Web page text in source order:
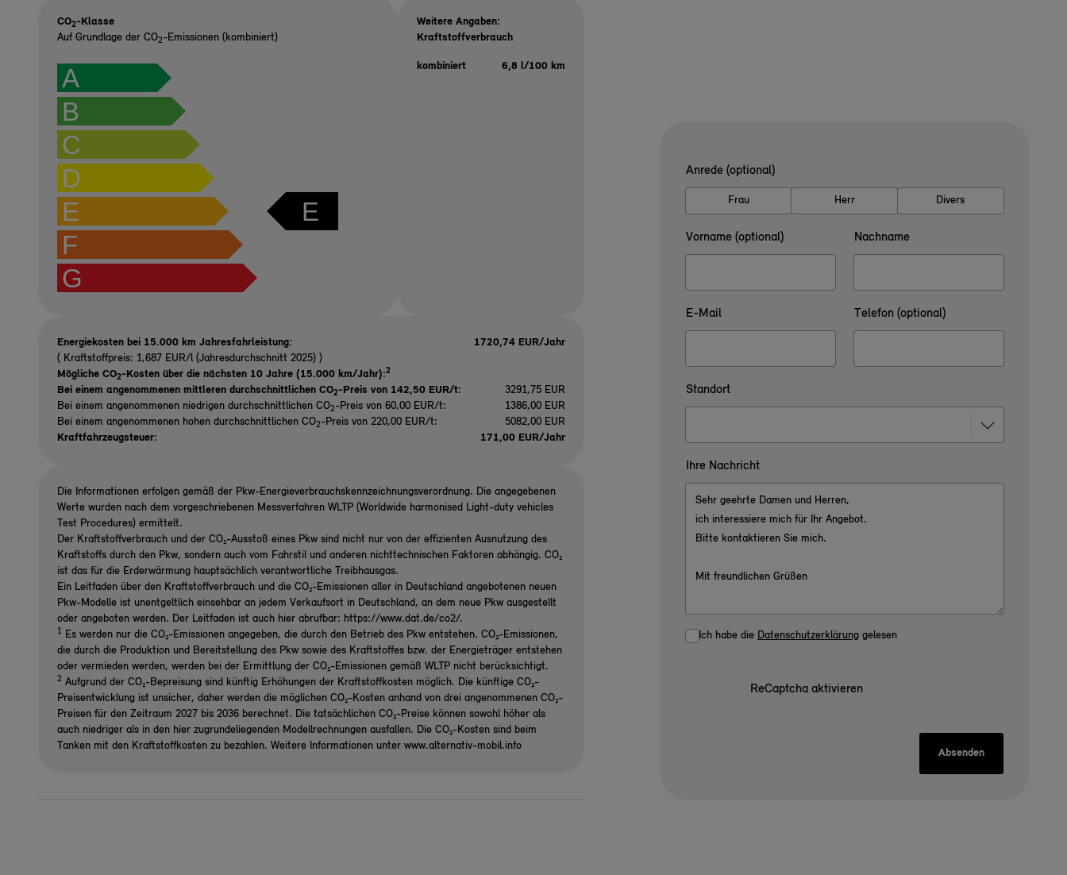
CO2-Klasse
Auf Grundlage der CO2-Emissionen (kombiniert)
A
B
C
D
E
F
G
E
Weitere Angaben:
Kraftstoffverbrauch
kombiniert 6,8 l/100 km
Energiekosten bei 15.000 km Jahresfahrleistung:
1720,74 EUR/Jahr
( Kraftstoffpreis: 1,687 EUR/l (Jahresdurchschnitt 2025) )
Mögliche CO2-Kosten über die nächsten 10 Jahre (15.000 km/Jahr):2
Bei einem angenommenen mittleren durchschnittlichen CO2-Preis von 142,50 EUR/t:
3291,75 EUR
Bei einem angenommenen niedrigen durchschnittlichen CO2-Preis von 60,00 EUR/t:
1386,00 EUR
Bei einem angenommenen hohen durchschnittlichen CO2-Preis von 220,00 EUR/t:
5082,00 EUR
Kraftfahrzeugsteuer:
171,00 EUR/Jahr
Die Informationen erfolgen gemäß der Pkw-Energieverbrauchskennzeichnungsverordnung. Die angegebenen
Werte wurden nach dem vorgeschriebenen Messverfahren WLTP (Worldwide harmonised Light-duty vehicles
Test Procedures) ermittelt.
Der Kraftstoffverbrauch und der CO₂-Ausstoß eines Pkw sind nicht nur von der effizienten Ausnutzung des
Kraftstoffs durch den Pkw, sondern auch vom Fahrstil und anderen nichttechnischen Faktoren abhängig. CO₂
ist das für die Erderwärmung hauptsächlich verantwortliche Treibhausgas.
Ein Leitfaden über den Kraftstoffverbrauch und die CO₂-Emissionen aller in Deutschland angebotenen neuen
Pkw-Modelle ist unentgeltlich einsehbar an jedem Verkaufsort in Deutschland, an dem neue Pkw ausgestellt
oder angeboten werden. Der Leitfaden ist auch hier abrufbar: https://www.dat.de/co2/.
1 Es werden nur die CO₂-Emissionen angegeben, die durch den Betrieb des Pkw entstehen. CO₂-Emissionen,
die durch die Produktion und Bereitstellung des Pkw sowie des Kraftstoffes bzw. der Energieträger entstehen
oder vermieden werden, werden bei der Ermittlung der CO₂-Emissionen gemäß WLTP nicht berücksichtigt.
2 Aufgrund der CO₂-Bepreisung sind künftig Erhöhungen der Kraftstoffkosten möglich. Die künftige CO₂-
Preisentwicklung ist unsicher, daher werden die möglichen CO₂-Kosten anhand von drei angenommenen CO₂-
Preisen für den Zeitraum 2027 bis 2036 berechnet. Die tatsächlichen CO₂-Preise können sowohl höher als
auch niedriger als in den hier zugrundeliegenden Modellrechnungen ausfallen. Die CO₂-Kosten sind beim
Tanken mit den Kraftstoffkosten zu bezahlen. Weitere Informationen unter www.alternativ-mobil.info
Anrede (optional)
Frau Herr Divers
Vorname (optional) Nachname
E-Mail Telefon (optional)
Standort
Ihre Nachricht
Ich habe die Datenschutzerklärung gelesen
ReCaptcha aktivieren
Absenden